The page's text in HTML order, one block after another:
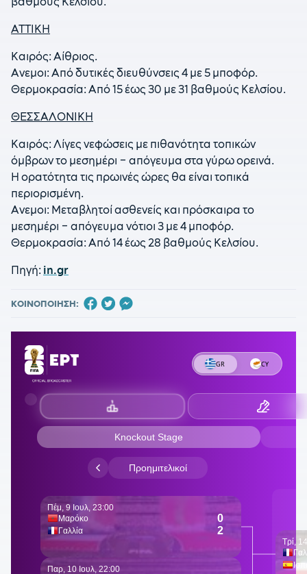
ΑΤΤΙΚΗ
Καιρός: Αίθριος.
Ανεμοι: Από δυτικές διευθύνσεις 4 με 5 μποφόρ.
Θερμοκρασία: Από 15 έως 30 με 31 βαθμούς Κελσίου.
ΘΕΣΣΑΛΟΝΙΚΗ
Καιρός: Λίγες νεφώσεις με πιθανότητα τοπικών
όμβρων το μεσημέρι – απόγευμα στα γύρω ορεινά.
Η ορατότητα τις πρωινές ώρες θα είναι τοπικά
περιορισμένη.
Ανεμοι: Μεταβλητοί ασθενείς και πρόσκαιρα το
μεσημέρι – απόγευμα νότιοι 3 με 4 μποφόρ.
Θερμοκρασία: Από 14 έως 28 βαθμούς Κελσίου.
Πηγή: in.gr
ΚΟΙΝΟΠΟΙΗΣΗ: